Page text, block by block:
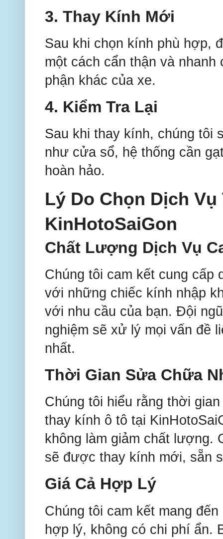
3. Thay Kính Mới
Sau khi chọn kính phù hợp,
một cách cẩn thận và
phận khác của xe.
4. Kiểm Tra Lại
Sau khi thay kính, chúng tôi
như cửa sổ, hệ thống cần
hoàn hảo.
Lý Do Chọn Dịch
KinHotoSaiGon
Chất Lượng Dịch Vụ
Chúng tôi cam kết cung
với những chiếc kính nhập
với nhu cầu của bạn. Đội
nghiệm sẽ xử lý mọi vấn đề
nhất.
Thời Gian Sửa Chữa
Chúng tôi hiểu rằng thời
thay kính ô tô tại
không làm giảm chất lượng.
sẽ được thay kính mới, sẵn
Giá Cả Hợp Lý
Chúng tôi cam kết mang
hợp lý, không có chi phí ẩn.